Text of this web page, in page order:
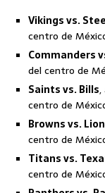
Vikings vs.
centro de
Commanders
del centro de
Saints vs. Bills,
centro de
Browns vs.
centro de
Titans vs.
centro de